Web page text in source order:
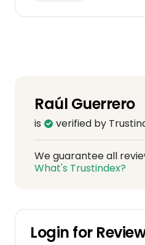
Raúl Guerrero
is verified by
We guarantee all
What's Trustindex?
Login for